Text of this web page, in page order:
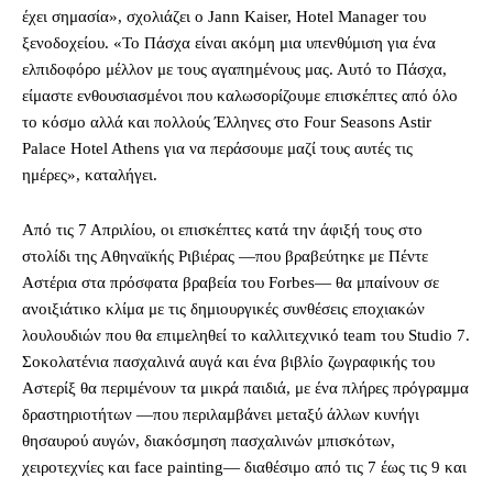
έχει σημασία», σχολιάζει ο Jann Kaiser, Hotel Manager του
ξενοδοχείου. «Το Πάσχα είναι ακόμη μια υπενθύμιση για ένα
ελπιδοφόρο μέλλον με τους αγαπημένους μας. Αυτό το Πάσχα,
είμαστε ενθουσιασμένοι που καλωσορίζουμε επισκέπτες από όλο
το κόσμο αλλά και πολλούς Έλληνες στο Four Seasons Astir
Palace Hotel Athens για να περάσουμε μαζί τους αυτές τις
ημέρες», καταλήγει.
Από τις 7 Απριλίου, οι επισκέπτες κατά την άφιξή τους στο
στολίδι της Αθηναϊκής Ριβιέρας —που βραβεύτηκε με Πέντε
Αστέρια στα πρόσφατα βραβεία του Forbes— θα μπαίνουν σε
ανοιξιάτικο κλίμα με τις δημιουργικές συνθέσεις εποχιακών
λουλουδιών που θα επιμεληθεί το καλλιτεχνικό team του Studio 7.
Σοκολατένια πασχαλινά αυγά και ένα βιβλίο ζωγραφικής του
Αστερίξ θα περιμένουν τα μικρά παιδιά, με ένα πλήρες πρόγραμμα
δραστηριοτήτων —που περιλαμβάνει μεταξύ άλλων κυνήγι
θησαυρού αυγών, διακόσμηση πασχαλινών μπισκότων,
χειροτεχνίες και face painting— διαθέσιμο από τις 7 έως τις 9 και